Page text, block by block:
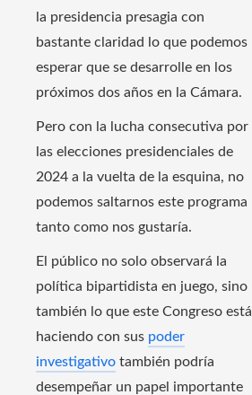
la presidencia presagia con
bastante claridad lo que podemos
esperar que se desarrolle en los
próximos dos años en la Cámara.
Pero con la lucha consecutiva por
las elecciones presidenciales de
2024 a la vuelta de la esquina, no
podemos saltarnos este programa
tanto como nos gustaría.
El público no solo observará la
política bipartidista en juego, sino
también lo que este Congreso está
haciendo con sus poder
investigativo también podría
desempeñar un papel importante